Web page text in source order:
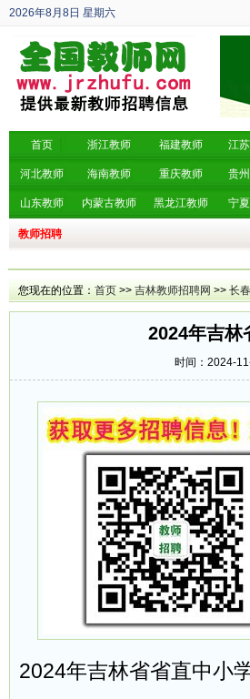
2026年8月8日 星期六
丙午年 六月廿六
首页 浙江教师 福建教师 江
河北教师 海南教师 重庆教师 贵
山东教师 内蒙古教师 黑龙江教师 宁
教师招聘
您现在的位置： 首页 >> 吉林教师招聘网 >> 长
2024年吉林
时间：2024-
2024年吉林省省直中小